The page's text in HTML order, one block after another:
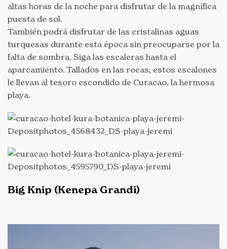
altas horas de la noche para disfrutar de la magnífica
puesta de sol.
También podrá disfrutar de las cristalinas aguas
turquesas durante esta época sin preocuparse por la
falta de sombra. Siga las escaleras hasta el
aparcamiento. Tallados en las rocas, estos escalones
le llevan al tesoro escondido de Curacao, la hermosa
playa.
Big Knip (Kenepa Grandi)